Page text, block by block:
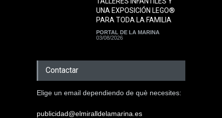
UNA EXPOSICIÓN LEGO®
PARA TODA LA FAMILIA
PORTAL DE LA MARINA
03/08/2026
Contactar
Elige un email dependiendo de què necesites:
publicidad@elmiralldelamarina.es